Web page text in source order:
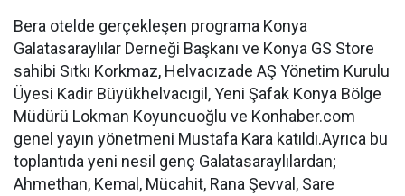
Bera otelde gerçekleşen programa Konya
Galatasaraylılar Derneği Başkanı ve Konya GS Store
sahibi Sıtkı Korkmaz, Helvacızade AŞ Yönetim Kurulu
Üyesi Kadir Büyükhelvacıgil, Yeni Şafak Konya Bölge
Müdürü Lokman Koyuncuoğlu ve Konhaber.com
genel yayın yönetmeni Mustafa Kara katıldı.Ayrıca bu
toplantıda yeni nesil genç Galatasaraylılardan;
Ahmethan, Kemal, Mücahit, Rana Şevval, Sare